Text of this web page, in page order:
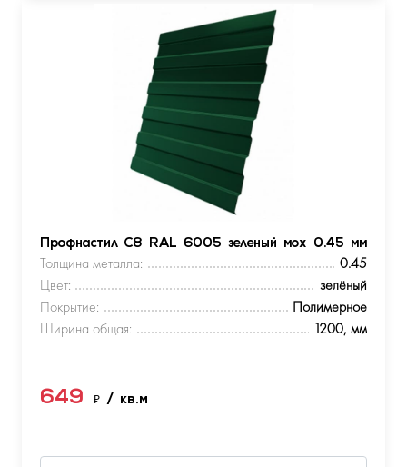
Профнастил С8 RAL 6005 зеленый мох 0.45 мм
Толщина металла:
0.45
Цвет:
зелёный
Покрытие:
Полимерное
Ширина общая:
1200, мм
649 ₽ / кв.м